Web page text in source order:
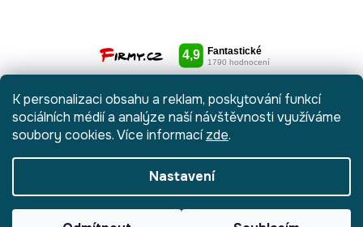
K personalizaci obsahu a reklam, poskytování funkcí
sociálních médií a analýze naší návštěvnosti využíváme
soubory cookies. Více informacízde.
Nastavení